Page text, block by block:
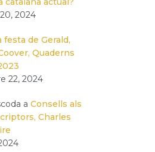
2024
festa de Gerald,
Quaderns
22, 2024
a Consells als
Charles